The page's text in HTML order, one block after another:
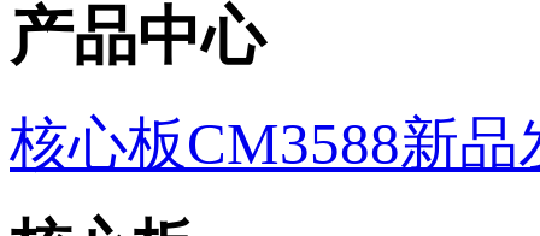
产品中心
核心板CM3588新品